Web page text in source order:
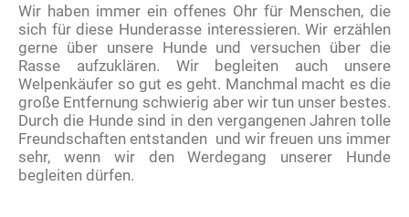
Wir haben immer ein offenes Ohr für Menschen, die
sich für diese Hunderasse interessieren. Wir erzählen
gerne über unsere Hunde und versuchen über die
Rasse aufzuklären. Wir begleiten auch unsere
Welpenkäufer so gut es geht. Manchmal macht es die
große Entfernung schwierig aber wir tun unser bestes.
Durch die Hunde sind in den vergangenen Jahren tolle
Freundschaften entstanden und wir freuen uns immer
sehr, wenn wir den Werdegang unserer Hunde
begleiten dürfen.